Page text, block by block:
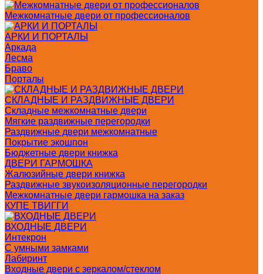
Межкомнатные двери от профессионалов
АРКИ И ПОРТАЛЫ
Аркада
Лесма
Браво
Порталы
СКЛАДНЫЕ И РАЗДВИЖНЫЕ ДВЕРИ
Складные межкомнатные двери
Мягкие раздвижные перегородки
Раздвижные двери межкомнатные
Покрытие экошпон
Бюджетные двери книжка
ДВЕРИ ГАРМОШКА
Жалюзийные двери книжка
Раздвижные звукоизоляционные перегородки
Межкомнатные двери гармошка на заказ
КУПЕ ТВИГГИ
ВХОДНЫЕ ДВЕРИ
Интекрон
С умными замками
Лабиринт
Входные двери с зеркалом/стеклом